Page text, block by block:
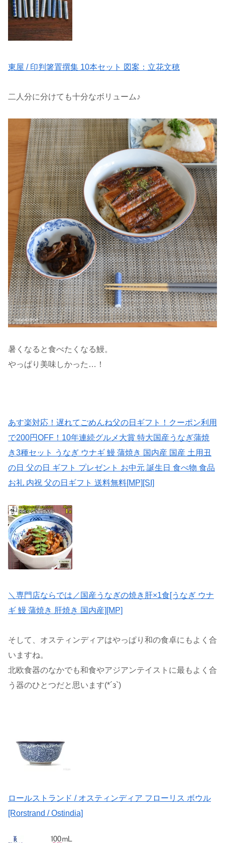
東屋 / 印判箸置撰集 10本セット 図案：立花文穂
二人分に分けても十分なボリューム♪
暑くなると食べたくなる鰻。
やっぱり美味しかった…！
あす楽対応！遅れてごめんね父の日ギフト！クーポン利用
で200円OFF！10年連続グルメ大賞 特大国産うなぎ蒲焼
き3種セット うなぎ ウナギ 鰻 蒲焼き 国内産 国産 土用丑
の日 父の日 ギフト プレゼント お中元 誕生日 食べ物 食品
お礼 内祝 父の日ギフト 送料無料[MP][SI]
＼専門店ならでは／国産うなぎの焼き肝×1食[うなぎ ウナ
ギ 鰻 蒲焼き 肝焼き 国内産][MP]
そして、オスティンディアはやっぱり和の食卓にもよく合
いますね。
北欧食器のなかでも和食やアジアンテイストに最もよく合
う器のひとつだと思います(*´з`)
ロールストランド / オスティンディア フローリス ボウル
[Rorstrand / Ostindia]